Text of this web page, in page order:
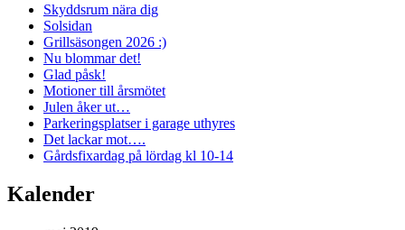
Skyddsrum nära dig
Solsidan
Grillsäsongen 2026 :)
Nu blommar det!
Glad påsk!
Motioner till årsmötet
Julen åker ut…
Parkeringsplatser i garage uthyres
Det lackar mot….
Gårdsfixardag på lördag kl 10-14
Kalender